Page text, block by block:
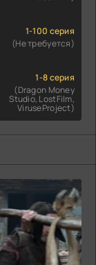
1-100 серия
(Не требуется)
1-8 серия
(Dragon Money
Studio, LostFilm,
ViruseProject)